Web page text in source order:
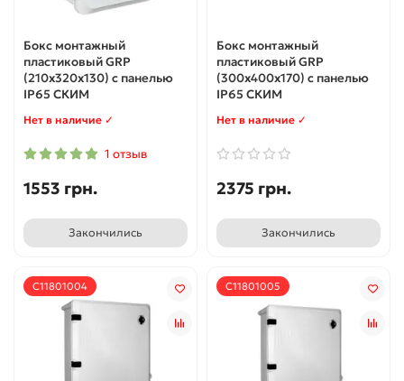
Бокс монтажный
пластиковый GRP
(210х320х130) с панелью
IP65 СКИМ
Нет в наличие ✓
1 отзыв
1553 грн.
Закончились
Бокс монтажный
пластиковый GRP
(300х400х170) с панелью
IP65 СКИМ
Нет в наличие ✓
2375 грн.
Закончились
С11801004 С11801005